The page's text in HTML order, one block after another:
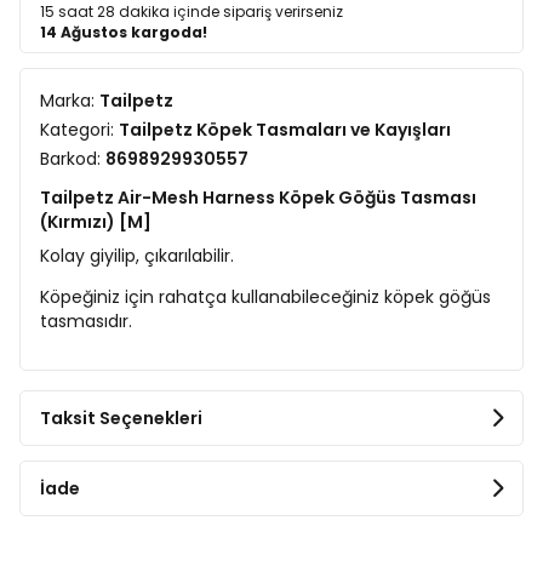
15 saat 28 dakika içinde sipariş verirseniz
14 Ağustos kargoda!
Marka: Tailpetz
Kategori: Tailpetz Köpek Tasmaları ve Kayışları
Barkod: 8698929930557
Tailpetz Air-Mesh Harness Köpek Göğüs Tasması
(Kırmızı) [M]
Kolay giyilip, çıkarılabilir.
Köpeğiniz için rahatça kullanabileceğiniz köpek göğüs
tasmasıdır.
Taksit Seçenekleri
İade